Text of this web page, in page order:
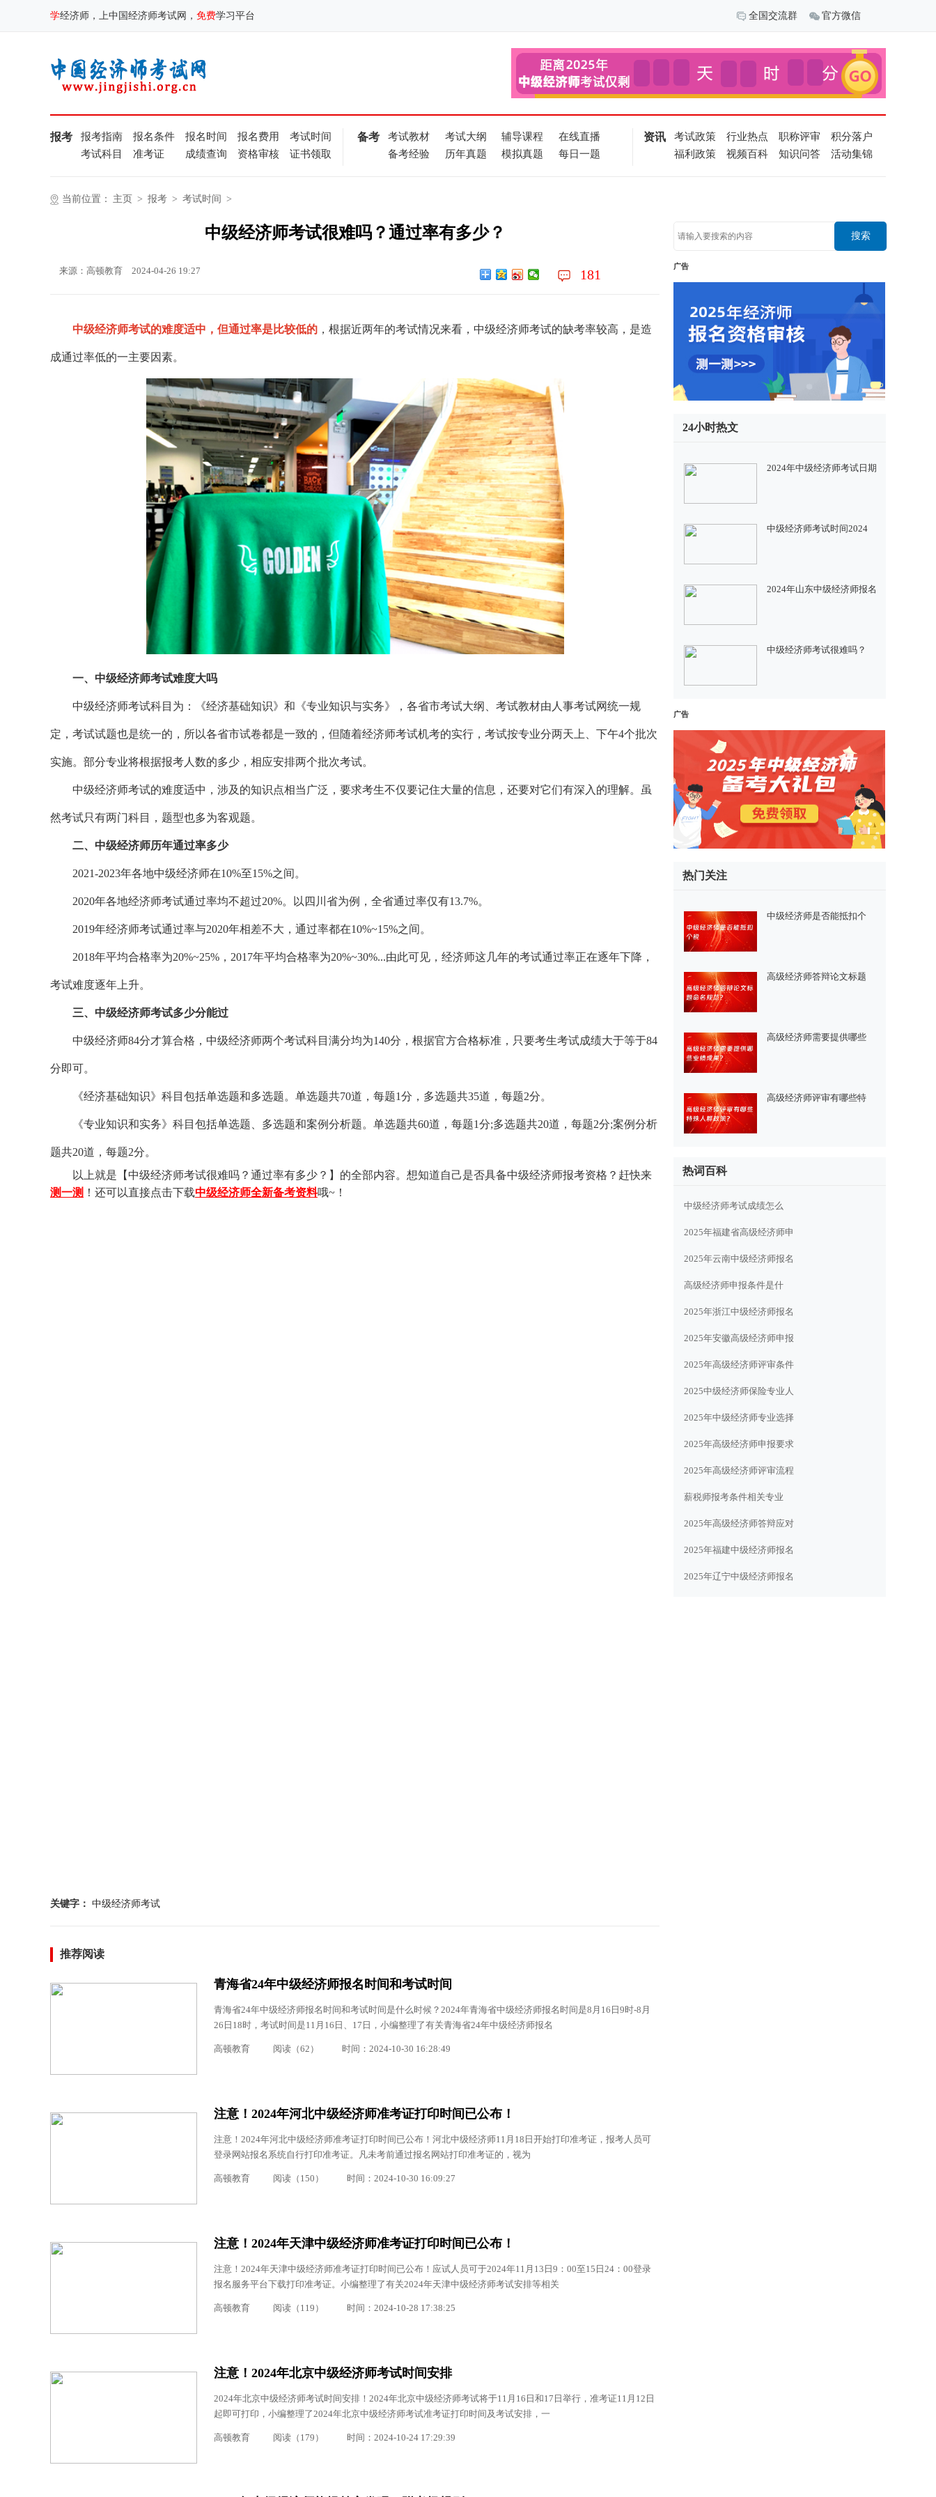
学经济师，上中国经济师考试网， 免费学习平台 全国交流群 官方微信
报考 报考指南 报名条件 报名时间 报名费用
考试时间
考试科目
准考证 成绩查询 资格审核 证书领取
备考 考试教材 考试大纲 辅导课程
在线直播
备考经验
历年真题 模拟真题 每日一题
资讯 考试政策 行业热点 职称评审
积分落户
福利政策
视频百科 知识问答 活动集锦
当前位置： 主页 > 报考 > 考试时间 >
中级经济师考试很难吗？通过率有多少？
来源：高顿教育 2024-04-26 19:27 181
中级经济师考试的难度适中，但通过率是比较低的 ，根据近两年的考试情况来看，中级经济师考试的缺考率较高，是造
成通过率低的一主要因素。
一、中级经济师考试难度大吗
中级经济师考试科目为：《经济基础知识》和《专业知识与实务》，各省市考试大纲、考试教材由人事考试网统一规
定，考试试题也是统一的，所以各省市试卷都是一致的，但随着经济师考试机考的实行，考试按专业分两天上、下午4个批次
实施。部分专业将根据报考人数的多少，相应安排两个批次考试。
中级经济师考试的难度适中，涉及的知识点相当广泛，要求考生不仅要记住大量的信息，还要对它们有深入的理解。虽
然考试只有两门科目，题型也多为客观题。
二、中级经济师历年通过率多少
2021-2023年各地中级经济师在10%至15%之间。
2020年各地经济师考试通过率均不超过20%。以四川省为例，全省通过率仅有13.7%。
2019年经济师考试通过率与2020年相差不大，通过率都在10%~15%之间。
2018年平均合格率为20%~25%，2017年平均合格率为20%~30%...由此可见，经济师这几年的考试通过率正在逐年下降，
考试难度逐年上升。
三、中级经济师考试多少分能过
中级经济师84分才算合格，中级经济师两个考试科目满分均为140分，根据官方合格标准，只要考生考试成绩大于等于84
分即可。
《经济基础知识》科目包括单选题和多选题。单选题共70道，每题1分，多选题共35道，每题2分。
《专业知识和实务》科目包括单选题、多选题和案例分析题。单选题共60道，每题1分;多选题共20道，每题2分;案例分析
题共20道，每题2分。
以上就是【中级经济师考试很难吗？通过率有多少？】的全部内容。想知道自己是否具备中级经济师报考资格？赶快来
测一测 ！还可以直接点击下载中级经济师全新备考资料哦~！
关键字： 中级经济师考试
推荐阅读
青海省24年中级经济师报名时间和考试时间
青海省24年中级经济师报名时间和考试时间是什么时候？2024年青海省中级经济师报名时间是8月16日9时-8月
26日18时，考试时间是11月16日、17日，小编整理了有关青海省24年中级经济师报名
高顿教育 阅读（62） 时间：2024-10-30 16:28:49
注意！2024年河北中级经济师准考证打印时间已公布！
注意！2024年河北中级经济师准考证打印时间已公布！河北中级经济师11月18日开始打印准考证，报考人员可
登录网站报名系统自行打印准考证。凡未考前通过报名网站打印准考证的，视为
高顿教育 阅读（150） 时间：2024-10-30 16:09:27
注意！2024年天津中级经济师准考证打印时间已公布！
注意！2024年天津中级经济师准考证打印时间已公布！应试人员可于2024年11月13日9：00至15日24：00登录
报名服务平台下载打印准考证。小编整理了有关2024年天津中级经济师考试安排等相关
高顿教育 阅读（119） 时间：2024-10-28 17:38:25
注意！2024年北京中级经济师考试时间安排
2024年北京中级经济师考试时间安排！2024年北京中级经济师考试将于11月16日和17日举行，准考证11月12日
起即可打印，小编整理了2024年北京中级经济师考试准考证打印时间及考试安排，一
高顿教育 阅读（179） 时间：2024-10-24 17:29:39
搜索
广告
24小时热文
2024年中级经济师考试日期
中级经济师考试时间2024
2024年山东中级经济师报名
中级经济师考试很难吗？
广告
热门关注
中级经济师是否能抵扣个
高级经济师答辩论文标题
高级经济师需要提供哪些
高级经济师评审有哪些特
热词百科
中级经济师考试成绩怎么
2025年福建省高级经济师申
2025年云南中级经济师报名
高级经济师申报条件是什
2025年浙江中级经济师报名
2025年安徽高级经济师申报
2025年高级经济师评审条件
2025中级经济师保险专业人
2025年中级经济师专业选择
2025年高级经济师申报要求
2025年高级经济师评审流程
薪税师报考条件相关专业
2025年高级经济师答辩应对
2025年福建中级经济师报名
2025年辽宁中级经济师报名